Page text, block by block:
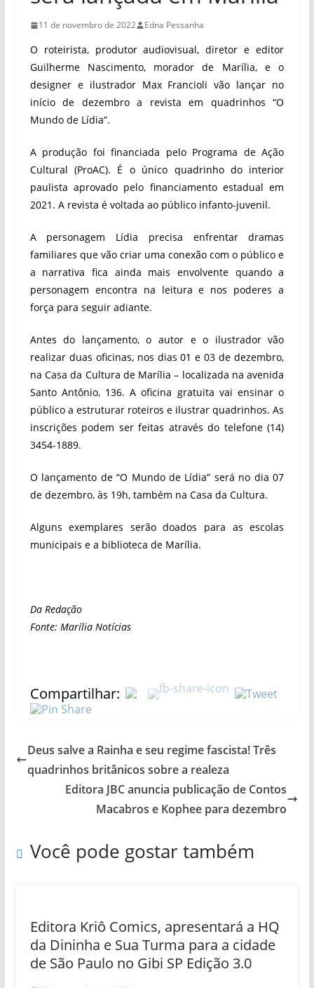
11 de novembro de 2022 Edna Pessanha
O roteirista, produtor audiovisual, diretor e editor
Guilherme Nascimento, morador de Marília, e o
designer e ilustrador Max Francioli vão lançar no
início de dezembro a revista em quadrinhos “O
Mundo de Lídia”.
A produção foi financiada pelo Programa de Ação
Cultural (ProAC). É o único quadrinho do interior
paulista aprovado pelo financiamento estadual em
2021. A revista é voltada ao público infanto-juvenil.
A personagem Lídia precisa enfrentar dramas
familiares que vão criar uma conexão com o público e
a narrativa fica ainda mais envolvente quando a
personagem encontra na leitura e nos poderes a
força para seguir adiante.
Antes do lançamento, o autor e o ilustrador vão
realizar duas oficinas, nos dias 01 e 03 de dezembro,
na Casa da Cultura de Marília – localizada na avenida
Santo Antônio, 136. A oficina gratuita vai ensinar o
público a estruturar roteiros e ilustrar quadrinhos. As
inscrições podem ser feitas através do telefone (14)
3454-1889.
O lançamento de “O Mundo de Lídia” será no dia 07
de dezembro, às 19h, também na Casa da Cultura.
Alguns exemplares serão doados para as escolas
municipais e a biblioteca de Marília.
Da Redação
Fonte: Marília Notícias
Compartilhar:
Deus salve a Rainha e seu regime fascista! Três
quadrinhos britânicos sobre a realeza
Editora JBC anuncia publicação de Contos
Macabros e Kophee para dezembro
Você pode gostar também
Editora Kriô Comics, apresentará a HQ
da Dininha e Sua Turma para a cidade
de São Paulo no Gibi SP Edição 3.0